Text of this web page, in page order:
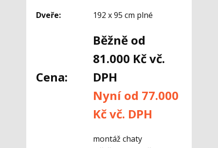
Dveře: 192 x 95 cm plné
Cena:
Běžně od
81.000 Kč vč.
DPH
Nyní od 77.000
Kč vč. DPH
montáž chaty